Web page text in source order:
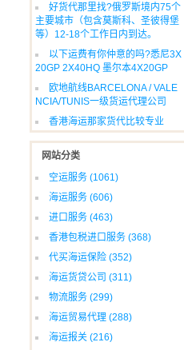
好货代那里找?俄罗斯境内75个
主要城市（包含莫斯科、圣彼得堡
等）12-18个工作日内到达。
以下运费有你仲意的吗?悉尼3X
20GP 2X40HQ 墨尔本4X20GP
欧地航线BARCELONA / VALE
NCIA/TUNIS一级货运代理公司
香港海运那家货代比较专业
网站分类
空运服务 (1061)
海运服务 (606)
进口服务 (463)
香港包税进口服务 (368)
代买海运保险 (352)
海运货贷公司 (311)
物流服务 (299)
海运贸易代理 (288)
海运报关 (216)